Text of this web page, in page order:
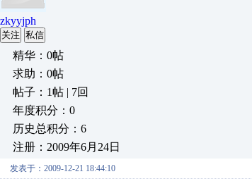
zkyyjph
关注 私信
精华：0帖
求助：0帖
帖子：1帖 | 7回
年度积分：0
历史总积分：6
注册：2009年6月24日
发表于：2009-12-21 18:44:10